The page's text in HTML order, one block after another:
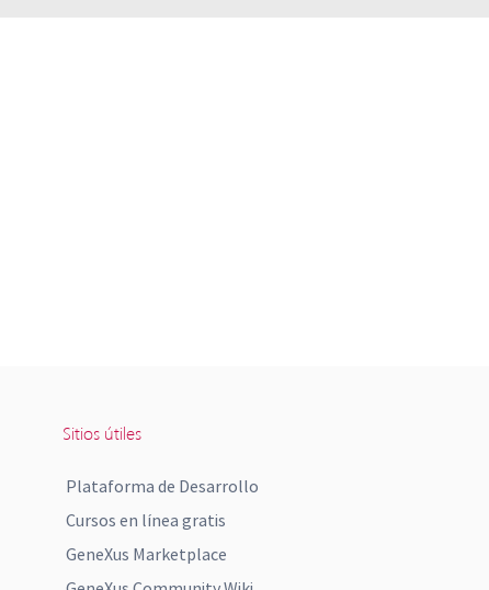
Sitios útiles
Plataforma de Desarrollo
Cursos en línea gratis
GeneXus Marketplace